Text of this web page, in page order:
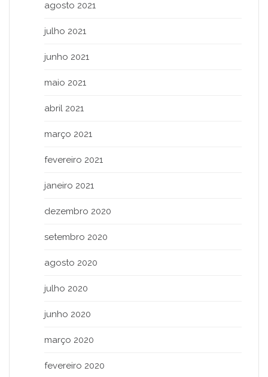
agosto 2021
julho 2021
junho 2021
maio 2021
abril 2021
março 2021
fevereiro 2021
janeiro 2021
dezembro 2020
setembro 2020
agosto 2020
julho 2020
junho 2020
março 2020
fevereiro 2020